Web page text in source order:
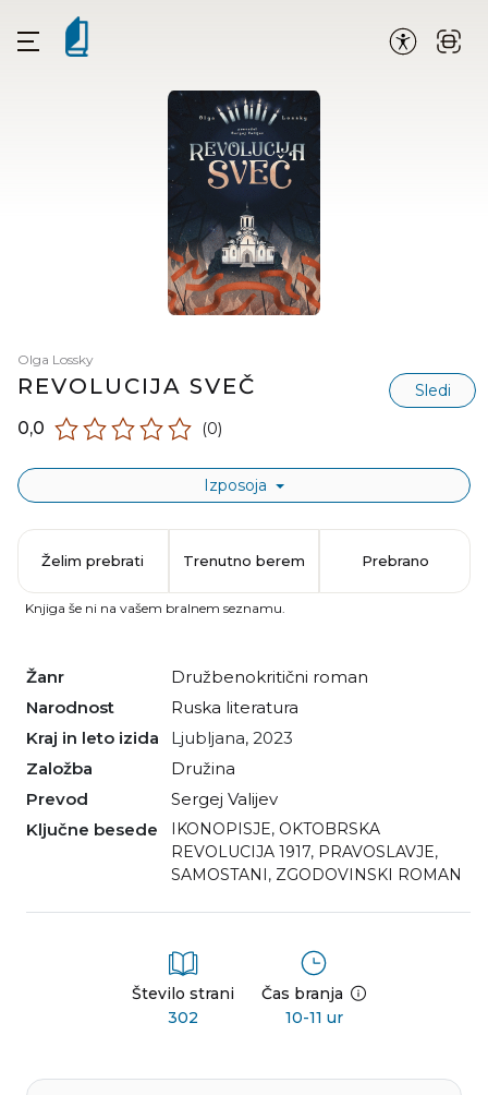
Olga Lossky
REVOLUCIJA SVEČ Sledi
0,0 (0)
Izposoja
Žanr
družbenokritični roman
Narodnost
ruska literatura
Kraj in leto izida
Ljubljana, 2023
Založba
Družina
Prevod
Sergej Valijev
Ključne besede
IKONOPISJE, OKTOBRSKA
REVOLUCIJA 1917, PRAVOSLAVJE,
SAMOSTANI, ZGODOVINSKI ROMAN
Število strani
302
Čas branja
10-11 ur
Želim prebrati Trenutno berem Prebrano
Knjiga še ni na vašem bralnem seznamu.